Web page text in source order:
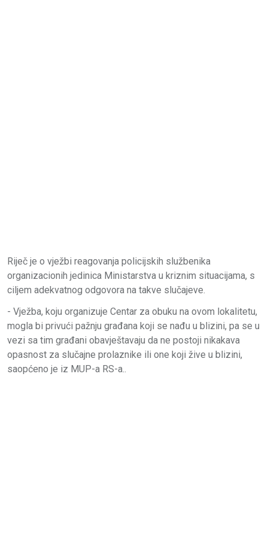
Riječ je o vježbi reagovanja policijskih službenika
organizacionih jedinica Ministarstva u kriznim situacijama, s
ciljem adekvatnog odgovora na takve slučajeve.
- Vježba, koju organizuje Centar za obuku na ovom lokalitetu,
mogla bi privući pažnju građana koji se nađu u blizini, pa se u
vezi sa tim građani obavještavaju da ne postoji nikakava
opasnost za slučajne prolaznike ili one koji žive u blizini,
saopćeno je iz MUP-a RS-a..